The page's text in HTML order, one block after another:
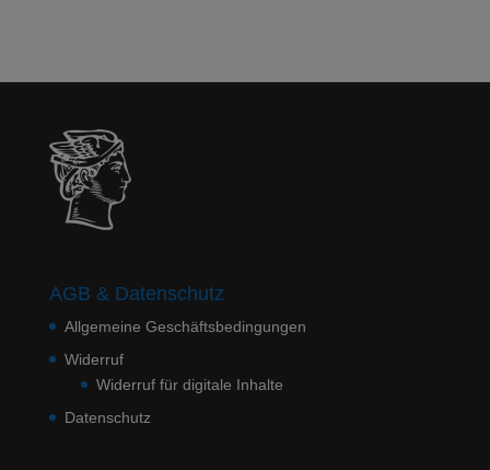
AGB & Datenschutz
Allgemeine Geschäftsbedingungen
Widerruf
Widerruf für digitale Inhalte
Datenschutz